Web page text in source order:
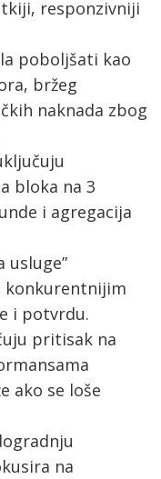
responzivniji
poboljšati kao
bržeg
naknada zbog
bloka na 3
i agregacija
usluge”
konkurentnijim
i potvrdu.
pritisak na
ako se loše
na